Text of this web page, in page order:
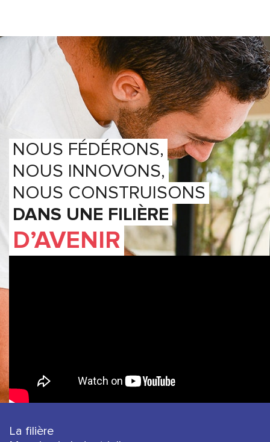
NOUS FÉDÉRONS,
NOUS INNOVONS,
NOUS CONSTRUISONS
DANS UNE FILIÈRE
D’AVENIR
La filière